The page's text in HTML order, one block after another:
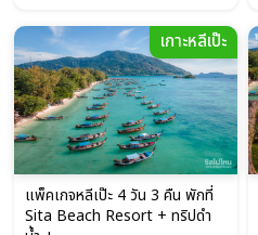
เกาะหลีเป๊ะ
แพ็คเกจหลีเป๊ะ 4 วัน 3 คืน พักที่
Sita Beach Resort + ทริปดำ